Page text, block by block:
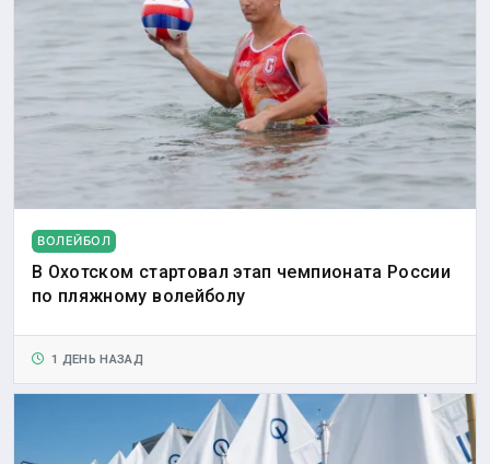
ВОЛЕЙБОЛ
В Охотском стартовал этап чемпионата России
по пляжному волейболу
1 ДЕНЬ НАЗАД